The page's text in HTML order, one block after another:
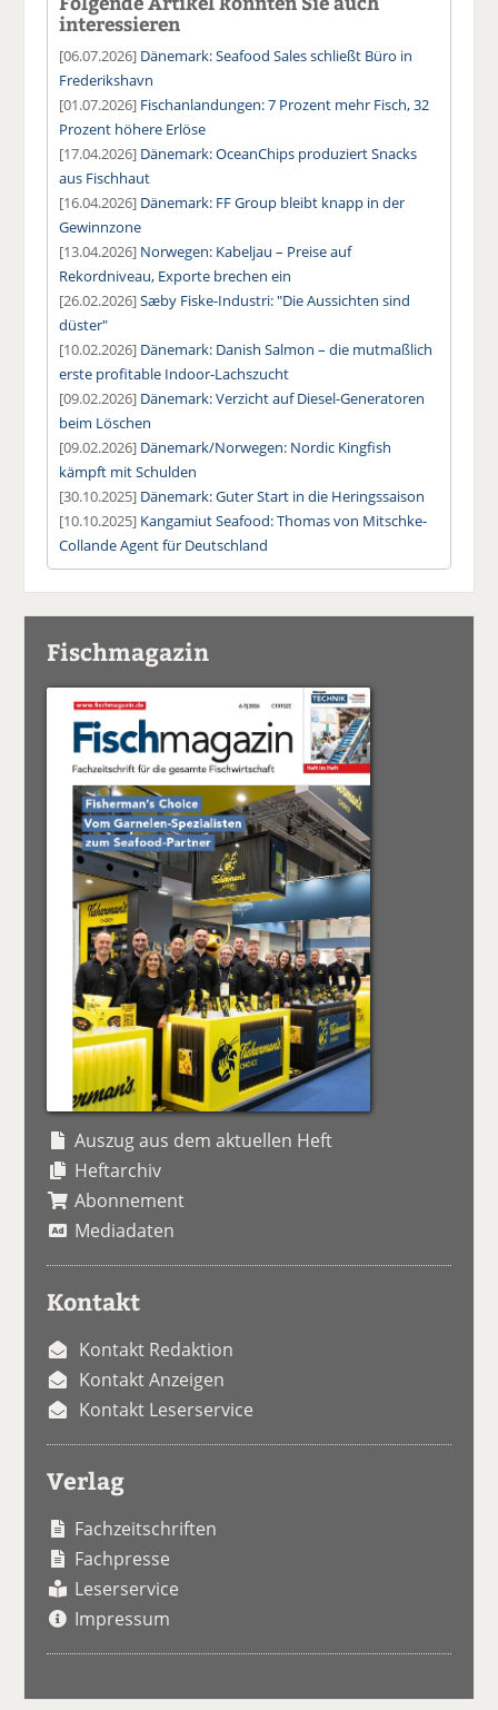
interessieren
[06.07.2026] Dänemark: Seafood Sales schließt Büro in
Frederikshavn
[01.07.2026] Fischanlandungen: 7 Prozent mehr Fisch, 32
Prozent höhere Erlöse
[17.04.2026] Dänemark: OceanChips produziert Snacks
aus Fischhaut
[16.04.2026] Dänemark: FF Group bleibt knapp in der
Gewinnzone
[13.04.2026] Norwegen: Kabeljau – Preise auf
Rekordniveau, Exporte brechen ein
[26.02.2026]Sæby Fiske-Industri: "Die Aussichten sind
düster"
[10.02.2026] Dänemark: Danish Salmon – die mutmaßlich
erste profitable Indoor-Lachszucht
[09.02.2026] Dänemark: Verzicht auf Diesel-Generatoren
beim Löschen
[09.02.2026] Dänemark/Norwegen: Nordic Kingfish
kämpft mit Schulden
[30.10.2025] Dänemark: Guter Start in die Heringssaison
[10.10.2025] Kangamiut Seafood: Thomas von Mitschke-
Collande Agent für Deutschland
Fischmagazin
Auszug aus dem aktuellen Heft
Heftarchiv
Abonnement
Mediadaten
Kontakt
Kontakt Redaktion
Kontakt Anzeigen
Kontakt Leserservice
Verlag
Fachzeitschriften
Fachpresse
Leserservice
Impressum